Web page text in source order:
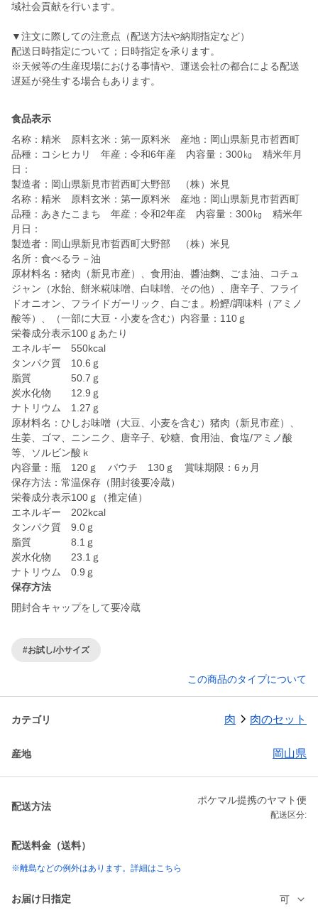
域社会貢献を行います。
▼注文に際しての注意点（配送方法や納期指定など）
配送日時指定について；日時指定を承ります。
※天候等の生産現場における事情や、運送会社の都合による配送
遅延が発生する場合もあります。
食品表示
名称：精米 原料玄米：第一原料米 産地：岡山県新見市哲西町
品種：コシヒカリ 年産：令和6年産 内容量：300㎏ 精米年月
日：
製造者：岡山県新見市哲西町大野部 （株）米見
名称：精米 原料玄米：第一原料米 産地：岡山県新見市哲西町
品種：あきたこまち 年産：令和2年産 内容量：300㎏ 精米年
月日：
製造者：岡山県新見市哲西町大野部 （株）米見
名所：食べるラ－油
原材料名：猪肉（新見市産）、食用油、醬油麴、ごま油、コチュ
ジャン（水飴、餅米糀味噌、白味噌、その他）、唐辛子、フライ
ドオニオン、フライドガーリック、白ごま。粉鰹/調味料（アミノ
酸等）、（一部に大豆・小麦を含む）内容量：110ｇ
栄養成分表示100ｇあたり
エネルギー 550kcal
タンパク質 10.6ｇ
脂質 50.7ｇ
炭水化物 12.9ｇ
ナトリウム 1.27ｇ
原材料名：ひしお味噌（大豆、小麦を含む）猪肉（新見市産）、
生姜、ゴマ、ニンニク、唐辛子、砂糖、食用油、食塩/アミノ酸
等、ソルビン酸ｋ
内容量：瓶 120ｇ パウチ 130ｇ 賞味期限：6ヵ月
保存方法：常温保存（開封後要冷蔵）
栄養成分表示100ｇ（推定値）
エネルギー 202kcal
タンパク質 9.0ｇ
脂質 8.1ｇ
炭水化物 23.1ｇ
保存方法
#お試し/小サイズ
この商品のタイプについて
カテゴリ 肉 肉のセット
産地 岡山県
配送方法
ポケマル提携のヤマト便
配送区分:
配送料金（送料）
※離島などの例外はあります。詳細はこちら
お届け日指定 可